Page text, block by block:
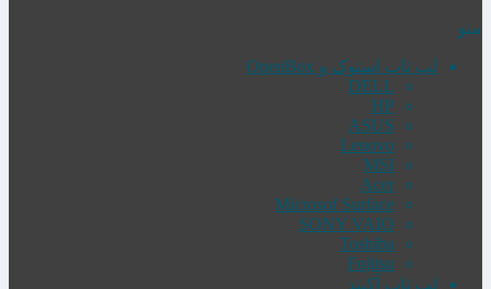
منو
لپ تاپ استوک و OpenBox
DELL
HP
ASUS
Lenovo
MSI
Acer
Microsof Surface
SONY VAIO
Toshiba
Fujitsu
لپ تاپ آکبند